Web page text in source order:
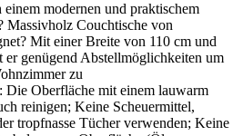
einem modernen und praktischem
Massivholz Couchtische von
Mit einer Breite von 110 cm und
er genügend Abstellmöglichkeiten um
zu
Oberfläche mit einem lauwarm
reinigen; Keine Scheuermittel,
tropfnasse Tücher verwenden; Keine